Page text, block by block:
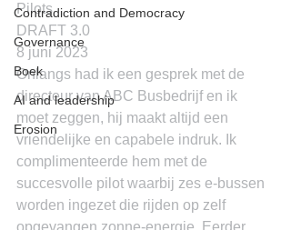
Contradiction and Democracy
Governance
Boek
AI and leadership
Erosion
Pilots
DRAFT 3.0
8 juni 2023
Onlangs had ik een gesprek met de
directeur van ABC Busbedrijf en ik
moet zeggen, hij maakt altijd een
vriendelijke en capabele indruk. Ik
complimenteerde hem met de
succesvolle pilot waarbij zes e-bussen
worden ingezet die rijden op zelf
opgevangen zonne-energie. Eerder